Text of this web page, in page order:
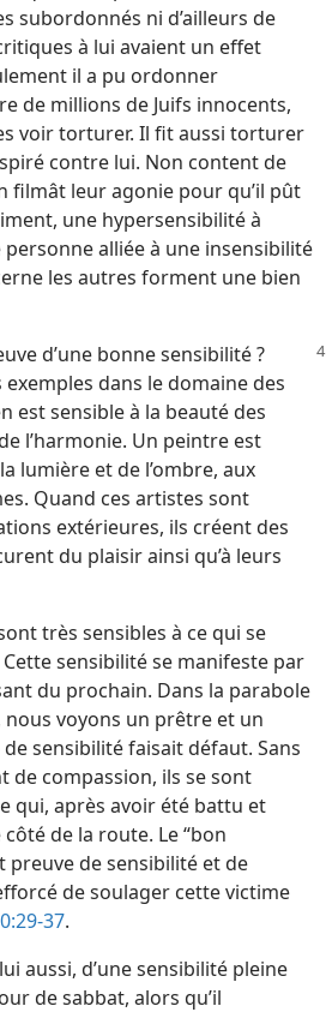
subordonnés ni d’ailleurs de
à lui avaient un effet
il a pu ordonner
de millions de Juifs innocents,
voir torturer. Il fit aussi torturer
contre lui. Non content de
filmât leur agonie pour qu’il pût
une hypersensibilité à
alliée à une insensibilité
les autres forment une bien
d’une bonnesensibilité ?
exemples dans le domaine des
est sensible à la beauté des
l’harmonie. Un peintre est
lumière et de l’ombre, aux
Quand ces artistes sont
extérieures, ils créent des
du plaisir ainsi qu’à leurs
très sensibles à ce qui se
Cette sensibilité se manifeste par
du prochain. Dans la parabole
nous voyons un prêtre et un
sensibilité faisait défaut. Sans
de compassion, ils se sont
qui, après avoir été battu et
de la route. Le “bon
preuve de sensibilité et de
de soulager cette victime
37.
aussi, d’une sensibilité pleine
de sabbat, alors qu’il